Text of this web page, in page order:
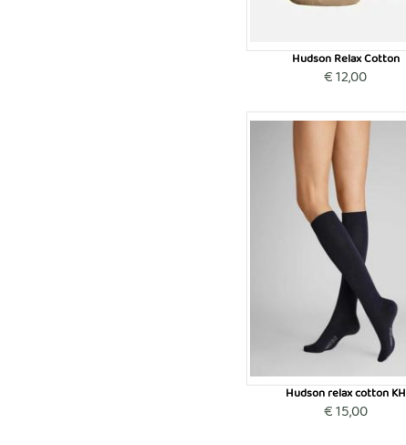
Hudson Relax Cotton
€ 12,00
Hudson relax cotton KH
€ 15,00